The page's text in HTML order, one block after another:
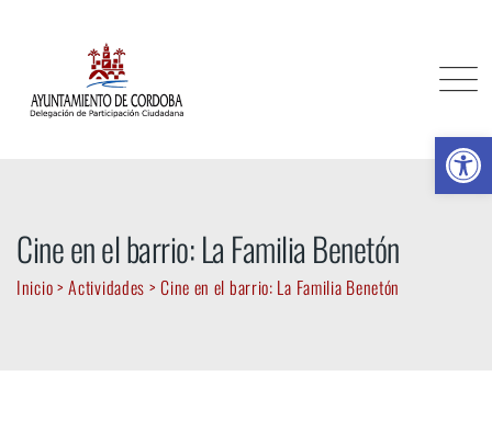
Cine en el barrio: La Familia Benetón
Inicio>Actividades >Cine en el barrio: La Familia Benetón